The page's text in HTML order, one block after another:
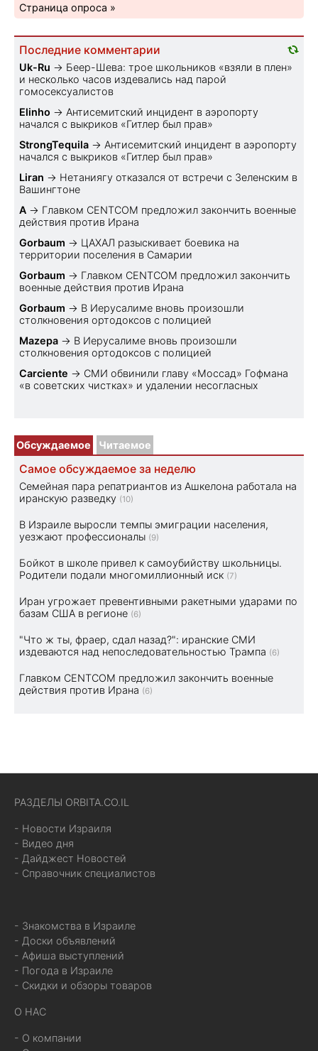
Страница опроса »
Последние комментарии
Uk-Ru → Беер-Шева: трое школьников «взяли в плен»
и несколько часов издевались над парой
гомосексуалистов
Elinho → Антисемитский инцидент в аэропорту
начался с выкриков «Гитлер был прав»
StrongTequila → Антисемитский инцидент в аэропорту
начался с выкриков «Гитлер был прав»
Liran → Нетаниягу отказался от встречи с Зеленским в
Вашингтоне
A → Главком CENTCOM предложил закончить военные
действия против Ирана
Gorbaum → ЦАХАЛ разыскивает боевика на
территории поселения в Самарии
Gorbaum → Главком CENTCOM предложил закончить
военные действия против Ирана
Gorbaum → В Иерусалиме вновь произошли
столкновения ортодоксов с полицией
Mazepa → В Иерусалиме вновь произошли
столкновения ортодоксов с полицией
Carciente → СМИ обвинили главу «Моссад» Гофмана
«в советских чистках» и удалении несогласных
Обсуждаемое Читаемое
Самое обсуждаемое за неделю
Семейная пара репатриантов из Ашкелона работала на
иранскую разведку (10)
В Израиле выросли темпы эмиграции населения,
уезжают профессионалы (9)
Бойкот в школе привел к самоубийству школьницы.
Родители подали многомиллионный иск (7)
Иран угрожает превентивными ракетными ударами по
базам США в регионе (6)
"Что ж ты, фраер, сдал назад?": иранские СМИ
издеваются над непоследовательностью Трампа (6)
Главком CENTCOM предложил закончить военные
действия против Ирана (6)
РАЗДЕЛЫ ORBITA.CO.IL
- Новости Израиля
- Видео дня
- Дайджест Новостей
- Справочник специалистов
- Знакомства в Израиле
- Доски объявлений
- Афиша выступлений
- Погода в Израиле
- Скидки и обзоры товаров
О НАС
- О компании